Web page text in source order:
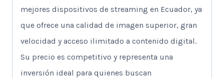
mejores dispositivos de streaming en Ecuador, ya
que ofrece una calidad de imagen superior, gran
velocidad y acceso ilimitado a contenido digital.
Su precio es competitivo y representa una
inversión ideal para quienes buscan